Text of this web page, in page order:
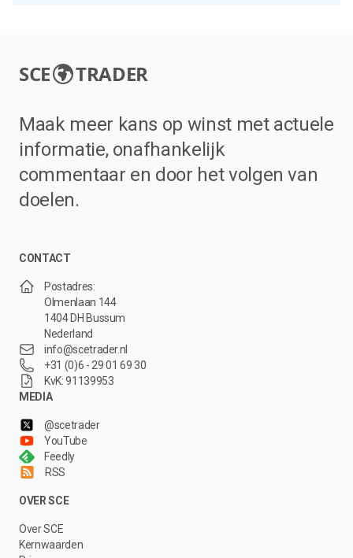
SCE TRADER
Maak meer kans op winst met actuele
informatie, onafhankelijk
commentaar en door het volgen van
doelen.
CONTACT
Postadres:
Olmenlaan 144
1404 DH Bussum
Nederland
info@scetrader.nl
+31 (0)6 - 29 01 69 30
KvK: 91139953
MEDIA
@scetrader
YouTube
Feedly
RSS
OVER SCE
Over SCE
Kernwaarden